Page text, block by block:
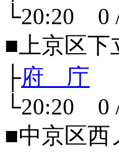
└20:20
■上京区下
├府 庁
└20:20
■中京区西